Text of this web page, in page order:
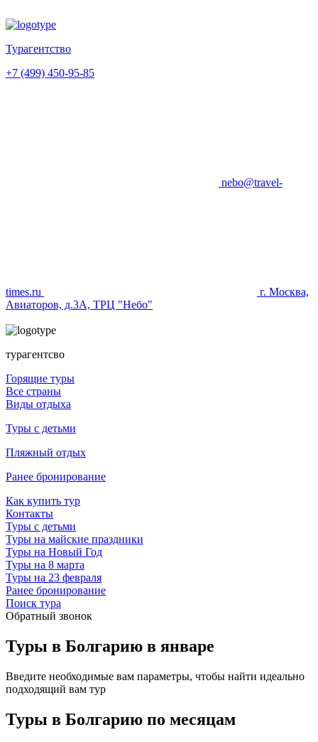
Турагентство
+7 (499) 450-95-85
nebo@travel-
times.ru
г. Москва,
Авиаторов, д.3А, ТРЦ "Небо"
турагентсво
Горящие туры
Все страны
Виды отдыха
Туры с детьми
Пляжный отдых
Ранее бронирование
Как купить тур
Контакты
Туры с детьми
Туры на майские праздники
Туры на Новый Год
Туры на 8 марта
Туры на 23 февраля
Ранее бронирование
Поиск тура
Обратный звонок
Туры в Болгарию в январе
Введите необходимые вам параметры, чтобы найти идеально
подходящий вам тур
Туры в Болгарию по месяцам